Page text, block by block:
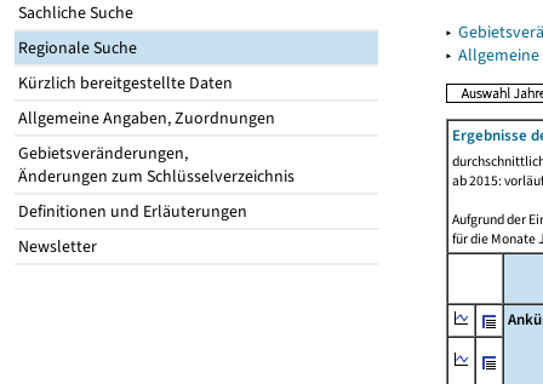
Sachliche Suche
Regionale Suche
Kürzlich bereitgestellte Daten
Allgemeine Angaben, Zuordnungen
Gebietsveränderungen,
Änderungen zum Schlüsselverzeichnis
Definitionen und Erläuterungen
Newsletter
▸
▸
Ergebnisse
ab 2015:
Aufgrund der
für die Monate